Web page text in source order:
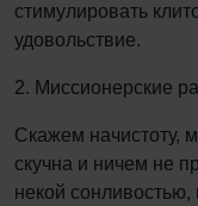
стимулировать
удовольствие.
2. Миссионерские
Скажем начистоту,
скучна и ничем не
некой